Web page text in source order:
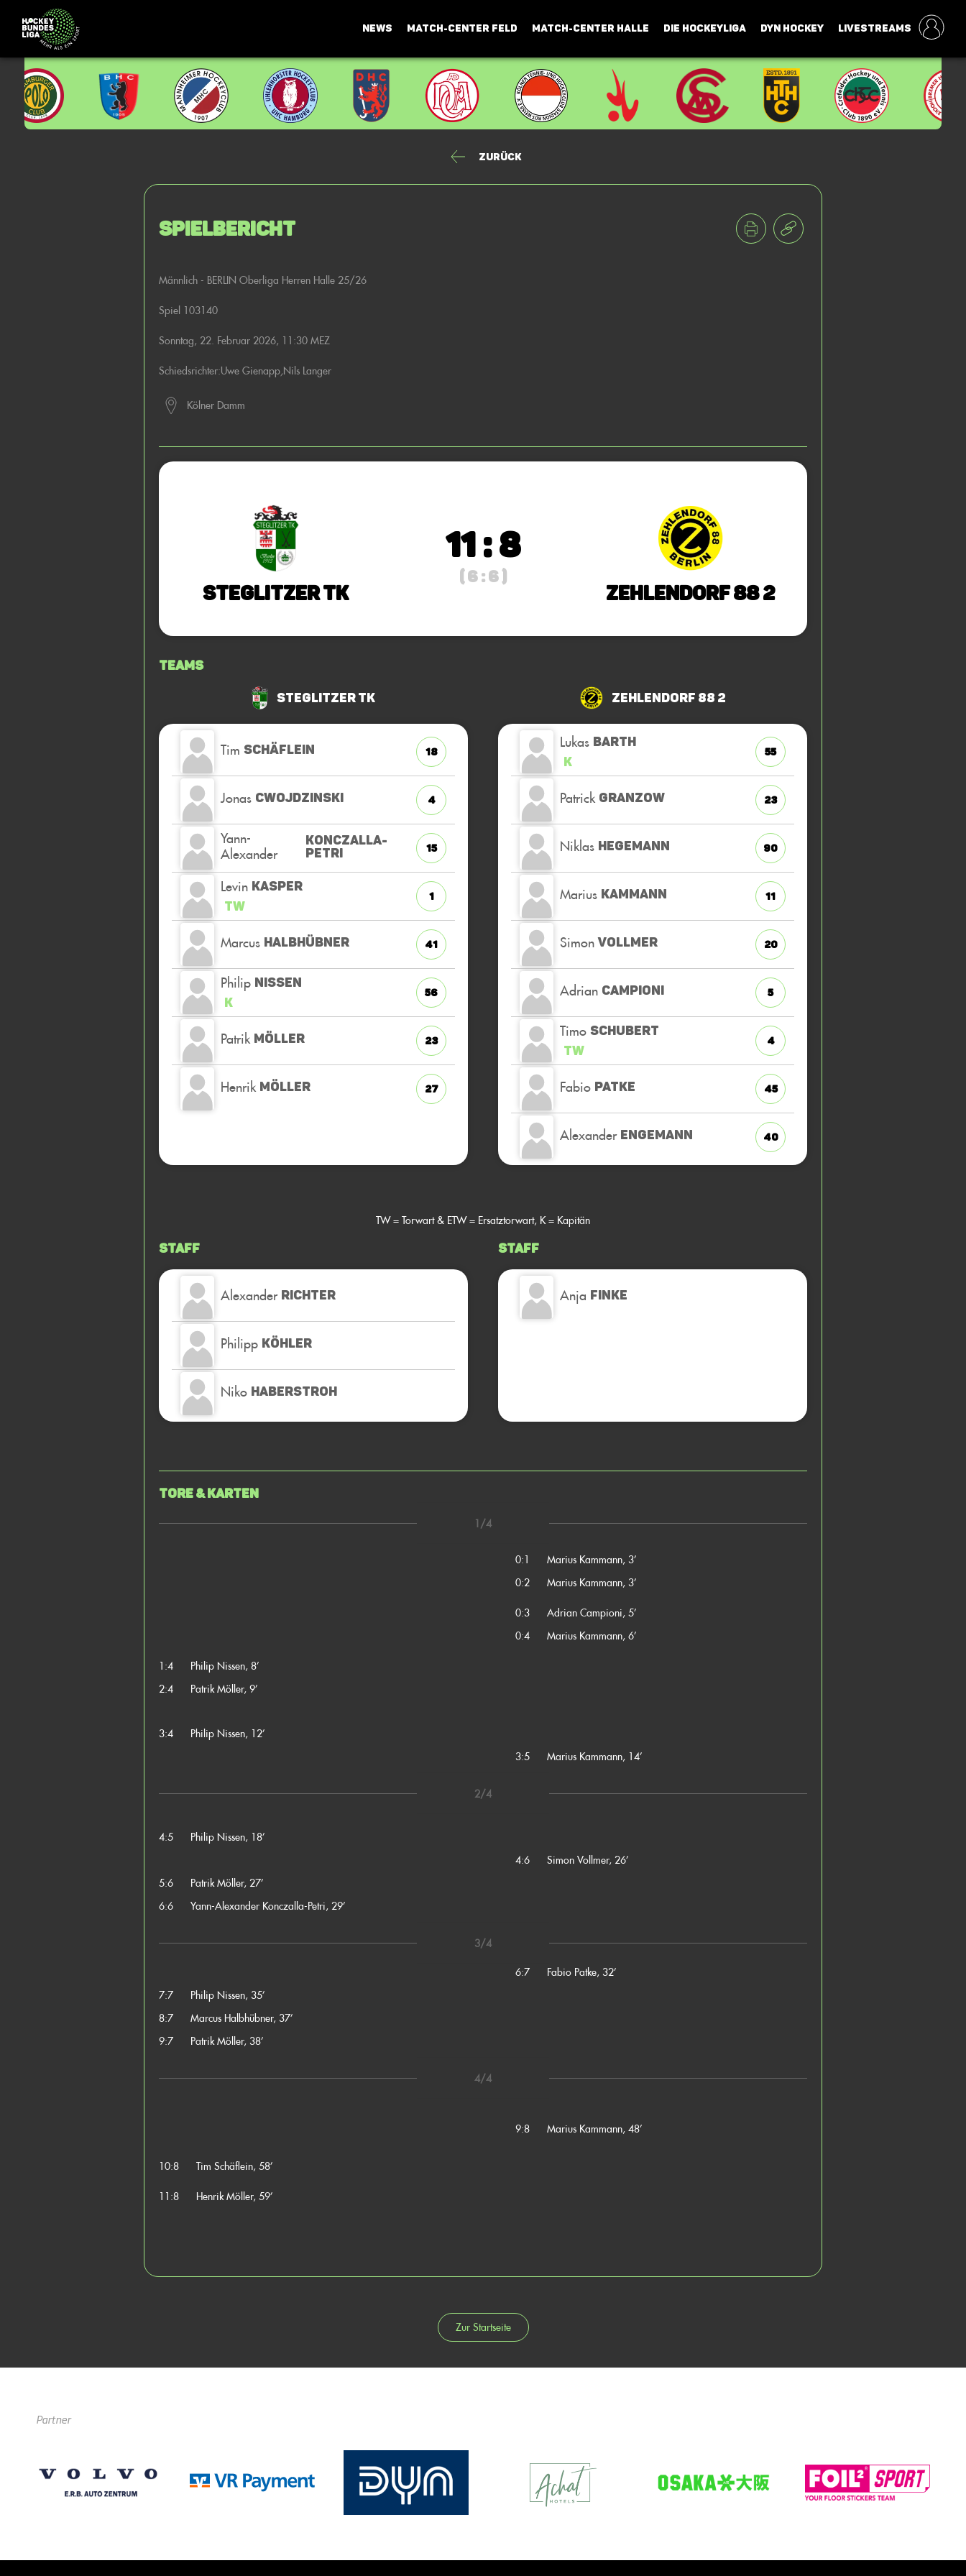
NEWS MATCH-CENTER FELD MATCH-CENTER HALLE DIE HOCKEYLIGA DYN HOCKEY LIVESTREAMS
Zurück
Spielbericht
Männlich - BERLIN Oberliga Herren Halle 25/26
Spiel 103140
Sonntag, 22. Februar 2026, 11:30 MEZ
Schiedsrichter:Uwe Gienapp,Nils Langer
Kölner Damm
Steglitzer TK
11 : 8
( 6 : 6 )
Zehlendorf 88 2
Teams
Steglitzer TK
Tim SCHÄFLEIN 18
Jonas CWOJDZINSKI 4
Yann-
Alexander
KONCZALLA-
PETRI
15
Levin KASPER
TW
1
Marcus HALBHÜBNER 41
Philip NISSEN
K
56
Patrik MÖLLER 23
Henrik MÖLLER 27
Zehlendorf 88 2
Lukas BARTH
K
55
Patrick GRANZOW 23
Niklas HEGEMANN 90
Marius KAMMANN 11
Simon VOLLMER 20
Adrian CAMPIONI 5
Timo SCHUBERT
TW
4
Fabio PATKE 45
Alexander ENGEMANN 40
TW = Torwart & ETW = Ersatztorwart, K = Kapitän
Staff
Alexander RICHTER
Philipp KÖHLER
Niko HABERSTROH
Staff
Anja FINKE
Tore & Karten
1/4
0:1
Marius Kammann, 3’
0:2
Marius Kammann, 3’
0:3
Adrian Campioni, 5’
0:4
Marius Kammann, 6’
1:4
Philip Nissen, 8’
2:4
Patrik Möller, 9’
3:4
Philip Nissen, 12’
3:5
Marius Kammann, 14’
2/4
4:5
Philip Nissen, 18’
4:6
Simon Vollmer, 26’
5:6
Patrik Möller, 27’
6:6
Yann-Alexander Konczalla-Petri, 29’
3/4
6:7
Fabio Patke, 32’
7:7
Philip Nissen, 35’
8:7
Marcus Halbhübner, 37’
9:7
Patrik Möller, 38’
4/4
9:8 Marius Kammann, 48’
10:8 Tim Schäflein, 58’
11:8 Henrik Möller, 59’
Zur Startseite
Partner